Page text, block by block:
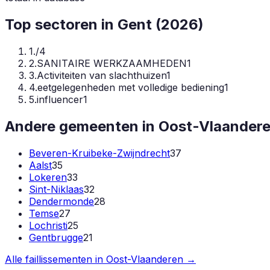
Top sectoren in Gent (2026)
1./4
2.SANITAIRE WERKZAAMHEDEN1
3.Activiteiten van slachthuizen1
4.eetgelegenheden met volledige bediening1
5.influencer1
Andere gemeenten in Oost-
Beveren-Kruibeke-Zwijndrecht37
Aalst35
Lokeren33
Sint-Niklaas32
Dendermonde28
Temse27
Lochristi25
Gentbrugge21
Alle faillissementen in Oost-Vlaanderen →